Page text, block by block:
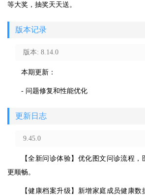
等大奖，抽奖天天送。
版本记录
版本: 8.14.0
本期更新：
- 问题修复和性能优化
更新日志
9.45.0
【全新问诊体验】优化图文问诊流程
更顺畅。
【健康档案升级】新增家庭成员健康